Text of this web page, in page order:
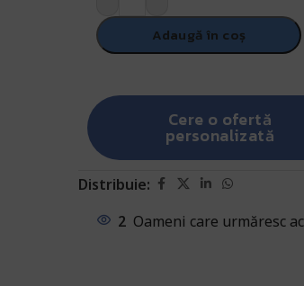
Adaugă în coș
Cere o ofertă
personalizată
Distribuie:
2 Oameni care urmăresc